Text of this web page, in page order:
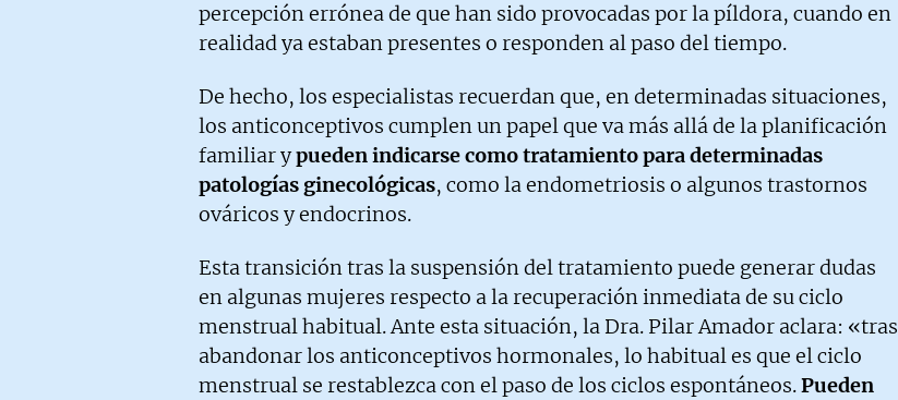
percepción errónea de que han sido provocadas por la píldora, cuando en
realidad ya estaban presentes o responden al paso del tiempo.
De hecho, los especialistas recuerdan que, en determinadas situaciones,
los anticonceptivos cumplen un papel que va más allá de la planificación
familiar ypueden indicarse como tratamiento para determinadas
patologías ginecológicas, como la endometriosis o algunos trastornos
ováricos y endocrinos.
Esta transición tras la suspensión del tratamiento puede generar dudas
en algunas mujeres respecto a la recuperación inmediata de su ciclo
menstrual habitual. Ante esta situación, la Dra. Pilar Amador aclara: «tras
abandonar los anticonceptivos hormonales, lo habitual es que el ciclo
menstrual se restablezca con el paso de los ciclos espontáneos.Pueden